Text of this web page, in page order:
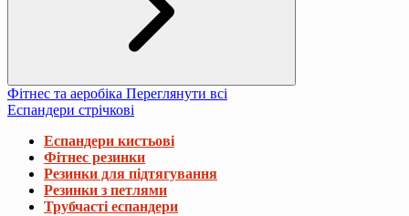
Фітнес та аеробіка Переглянути всі
Еспандери стрічкові
Еспандери кистьові
Фітнес резинки
Резинки для підтягування
Резинки з петлями
Трубчасті еспандери